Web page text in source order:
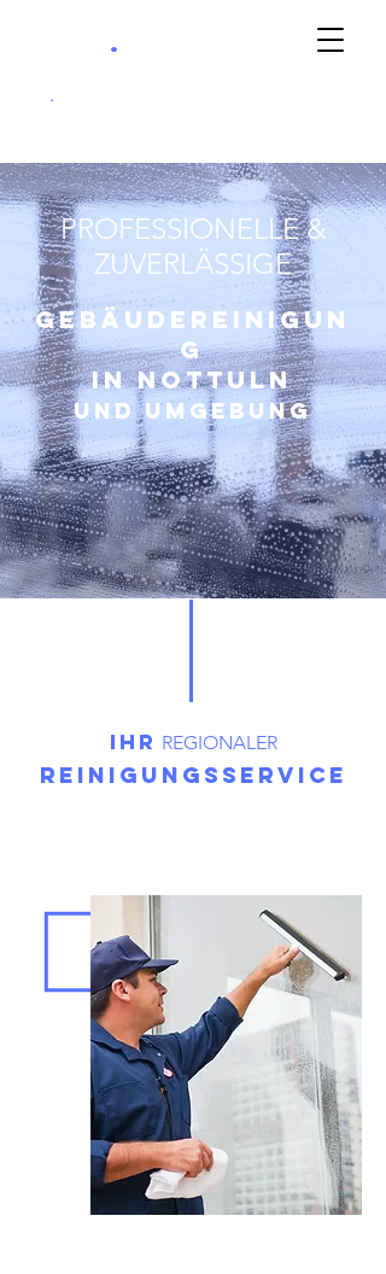
.
.
+49 (0) 2561 6071240
PROFESSIONELLE &
ZUVERLÄSSIGE
gEBÄUDEREINIGUN
G
in Nottuln
und Umgebung
Ihr REGIONALER
Reinigungsservice